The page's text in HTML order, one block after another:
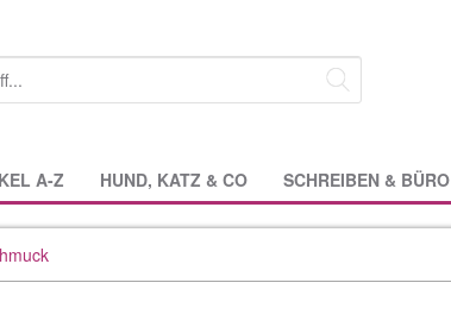
A-Z HUND, KATZ & CO SCHREIBEN & BÜRO